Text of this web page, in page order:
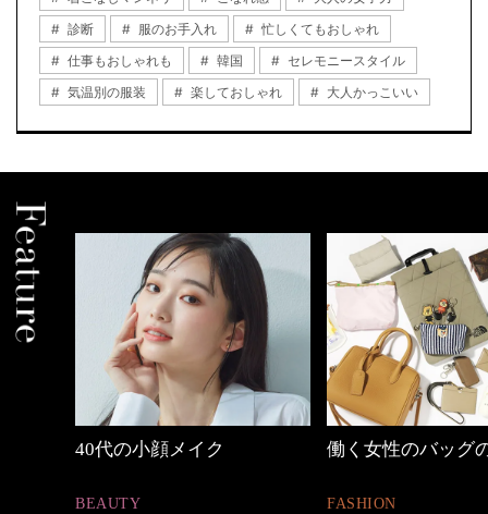
診断
服のお手入れ
忙しくてもおしゃれ
仕事もおしゃれも
韓国
セレモニースタイル
気温別の服装
楽しておしゃれ 大人かっこいい
働く女性のバッグの中身
FASHION
心地よくい